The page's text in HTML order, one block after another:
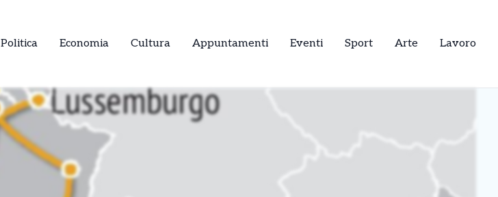
Politica Economia Cultura Appuntamenti Eventi Sport Arte Lavoro